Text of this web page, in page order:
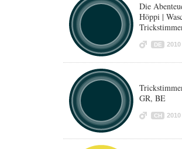
Die
Höppi |
DE 2010
GR, BE
CH 2010